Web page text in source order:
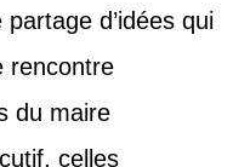
partage d’idées qui
rencontre
du maire
celles